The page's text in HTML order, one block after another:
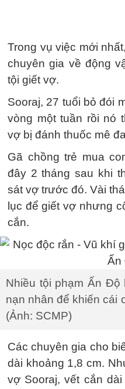
Trong vụ việc mới
chuyên gia về động
tội giết vợ.
Sooraj, 27 tuổi bỏ đói
vòng một tuần rồi nó
vợ bị đánh thuốc mê
Gã chồng trẻ mua
đây 2 tháng sau khi
sát vợ trước đó. Vài
lục để giết vợ nhưng
cắn.
Nhiều tội phạm Ấn
nạn nhân để khiến cái
(Ảnh: SCMP)
Các chuyên gia cho
dài khoảng 1,8 cm.
vợ Sooraj, vết cắn